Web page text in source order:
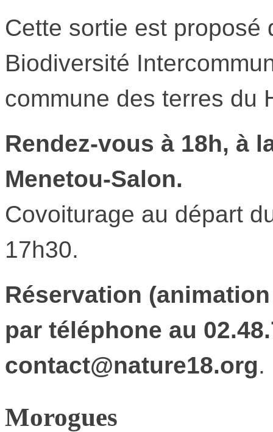
Cette sortie est proposé
Biodiversité
commune des terres du
Rendez-vous à 18h, à
Menetou-Salon.
Covoiturage au départ
17h30.
Réservation
par téléphone au
contact@nature18.org.
Morogues